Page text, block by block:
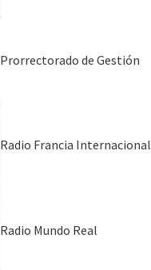
Prorrectorado de Gestión
Radio Francia Internacional
Radio Mundo Real